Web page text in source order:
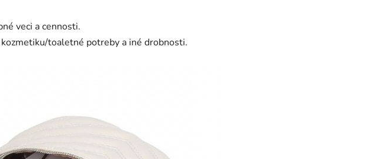
veci a cennosti.
toaletné potreby a iné drobnosti.